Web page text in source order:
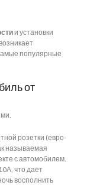
и установки
популярные
от
розетки (евро-
называемая
с автомобилем.
что дает
восполнить